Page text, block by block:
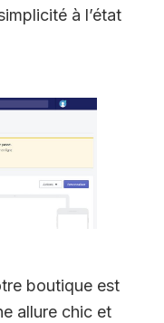
à l’état
boutique est
allure chic et